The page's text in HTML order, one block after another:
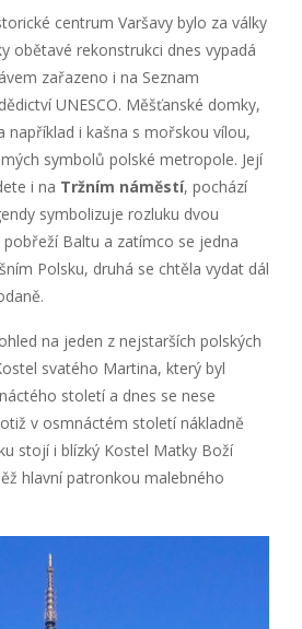
centrum Varšavy bylo za války
obětavé rekonstrukci dnes vypadá
zařazeno i na Seznam
UNESCO. Měšťanské domky,
například i kašna s mořskou vílou,
symbolů polské metropole. Její
i na Tržním náměstí, pochází
symbolizuje rozluku dvou
Baltu a zatímco se jedna
Polsku, druhá se chtěla vydat dál
na jeden z nejstarších polských
svatého Martina, který byl
století a dnes se nese
v osmnáctém století nákladně
stojí i blízký Kostel Matky Boží
hlavní patronkou malebného